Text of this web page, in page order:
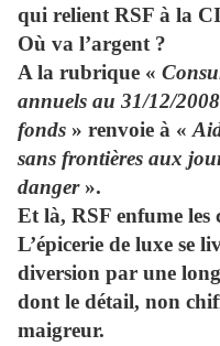
qui relient RSF à la
Où va l’argent ?
A la rubrique «
annuels au 31/12/2008
fonds » renvoie à «
sans frontières aux
danger».
Et là, RSF enfume les
L’épicerie de luxe se
diversion par une
dont le détail, non
maigreur.